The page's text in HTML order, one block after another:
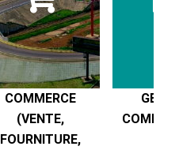
COMMERCE
(VENTE,
FOURNITURE,